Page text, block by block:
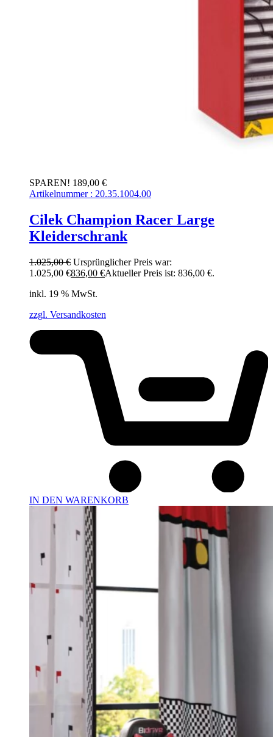
SPAREN! 189,00 €
Artikelnummer : 20.35.1004.00
Cilek Champion Racer Large
Kleiderschrank
1.025,00€ Ursprünglicher Preis war:
1.025,00 €836,00 €Aktueller Preis ist: 836,00 €.
inkl. 19 % MwSt.
zzgl. Versandkosten
IN DEN WARENKORB